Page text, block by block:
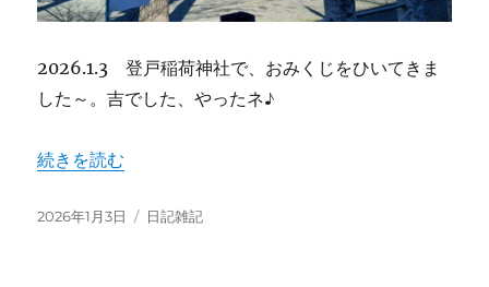
2026.1.3 登戸稲荷神社で、おみくじをひいてきま
した～。吉でした、やったネ♪
“おみくじに聞け 2026 新春初祈願も” の
続きを読む
投
2026年1月3日
カ
日記雑記